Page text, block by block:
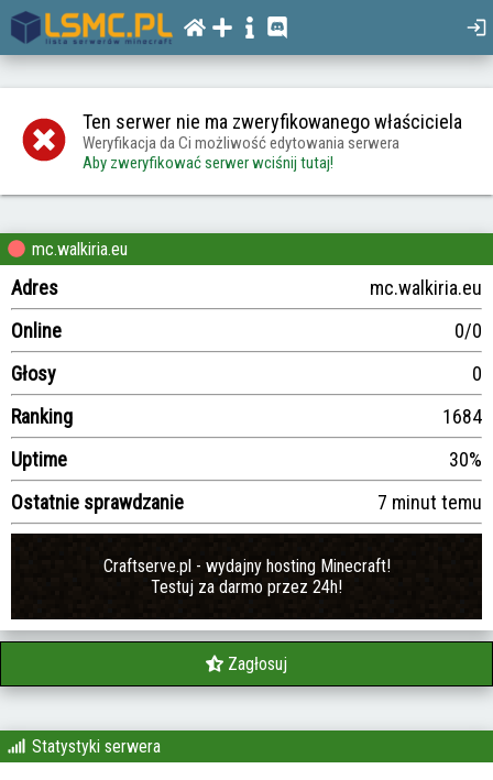
Ten serwer nie ma zweryfikowanego właściciela
Weryfikacja da Ci możliwość edytowania serwera
Aby zweryfikować serwer wciśnij tutaj!
mc.walkiria.eu
Adres
mc.walkiria.eu
Online
0/0
Głosy
0
Ranking
1684
Uptime
30%
Ostatnie sprawdzanie
7 minut temu
Craftserve.pl - wydajny hosting Minecraft!
Testuj za darmo przez 24h!
Zagłosuj
Statystyki serwera